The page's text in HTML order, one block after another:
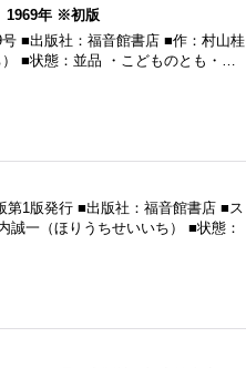
1969年 ※初版
■出版社：福音館書店 ■作：村山桂
■状態：並品 ・こどものとも・…
1版発行 ■出版社：福音館書店 ■ス
誠一（ほりうちせいいち） ■状態：